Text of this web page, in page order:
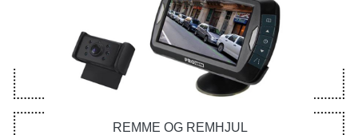
REMME OG REMHJUL